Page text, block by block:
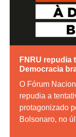
FNRU repudia
Democracia
O Fórum
repudia a
protagonizado
Bolsonaro, no